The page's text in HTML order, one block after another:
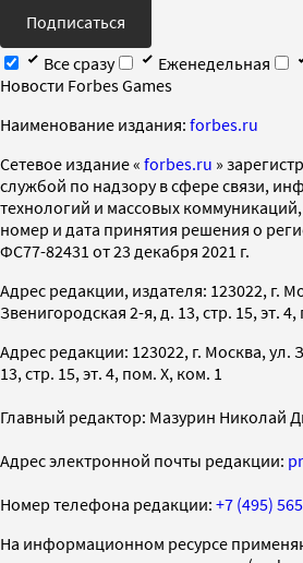
Подписаться
Все сразу
Еженедельная
Новости Forbes Games
Наименование издания: forbes.ru
Cетевое издание « forbes.ru »
службой по надзору в сфере связи,
технологий и массовых
номер и дата принятия решения о
ФС77-82431 от 23 декабря 2021 г.
Адрес редакции, издателя: 123022, г.
Звенигородская 2-я, д. 13, стр. 15, эт. 4,
Адрес редакции: 123022, г. Москва, ул.
13, стр. 15, эт. 4, пом. X, ком. 1
Главный редактор: Мазурин Николай
Адрес электронной почты редакции:
Номер телефона редакции: +7 (495)
На информационном ресурсе